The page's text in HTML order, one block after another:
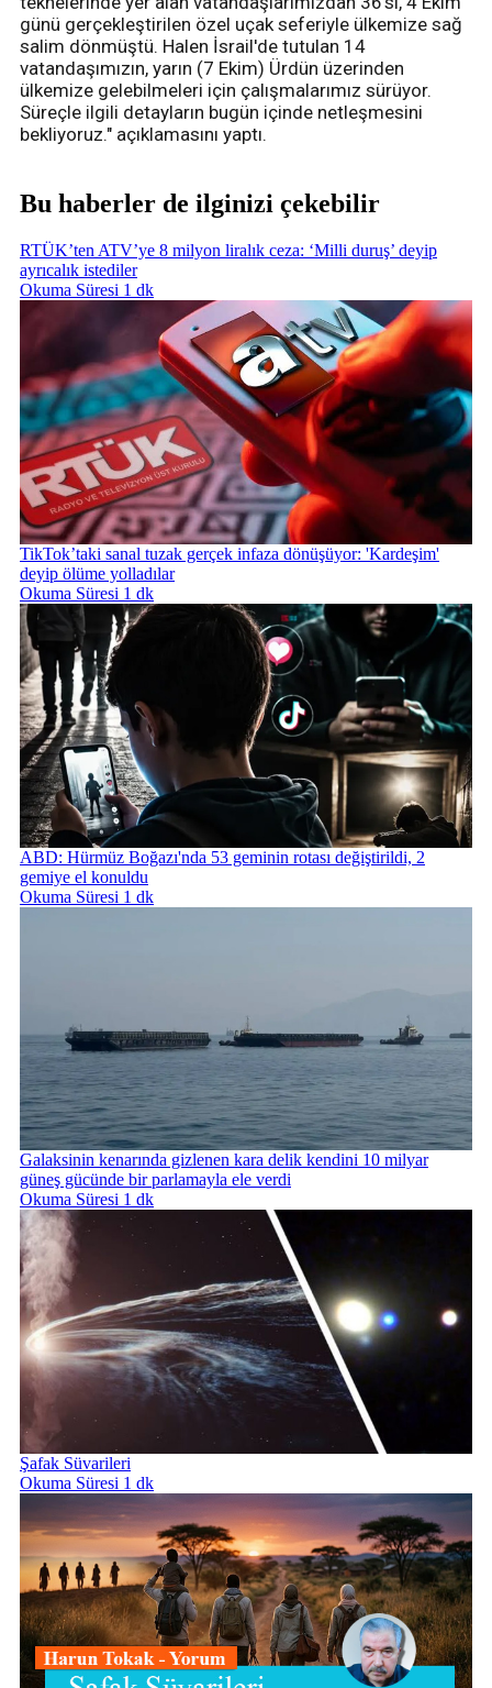
günü gerçekleştirilen özel uçak seferiyle ülkemize sağ
salim dönmüştü. Halen İsrail'de tutulan 14
vatandaşımızın, yarın (7 Ekim) Ürdün üzerinden
ülkemize gelebilmeleri için çalışmalarımız sürüyor.
Süreçle ilgili detayların bugün içinde netleşmesini
bekliyoruz." açıklamasını yaptı.
Bu haberler de ilginizi çekebilir
RTÜK’ten ATV’ye 8 milyon liralık ceza: ‘Milli duruş’ deyip
ayrıcalık istediler
Okuma Süresi 1 dk
TikTok’taki sanal tuzak gerçek infaza dönüşüyor: 'Kardeşim'
deyip ölüme yolladılar
Okuma Süresi 1 dk
ABD: Hürmüz Boğazı'nda 53 geminin rotası değiştirildi, 2
gemiye el konuldu
Okuma Süresi 1 dk
Galaksinin kenarında gizlenen kara delik kendini 10 milyar
güneş gücünde bir parlamayla ele verdi
Okuma Süresi 1 dk
Şafak Süvarileri
Okuma Süresi 1 dk